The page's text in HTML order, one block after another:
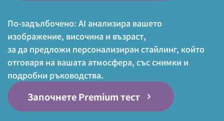
По-задълбочено: AI анализира вашето
изображение, височина и възраст,
за да предложи персонализиран стайлинг, който
отговаря на вашата атмосфера, със снимки и
подробни ръководства.
Започнете Premium тест